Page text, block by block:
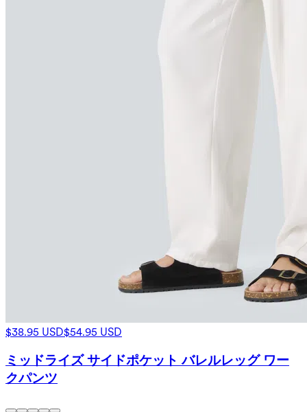
$38.95 USD$54.95 USD
ミッドライズ サイドポケット バレルレッグ ワー
クパンツ